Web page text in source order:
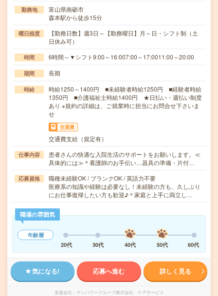
勤務地
富山県南砺市
森本駅から徒歩15分
曜日頻度
【勤務日数】週3日～【勤務曜日】月～日・シフト制（土
日休み可）
時間 6時間～▼シフト9:00～16:007:00～17:0011:00～20:00
期間 長期
時給
時給1250～1400円 ■未経験者時給1250円 ■経験者時給
1350円 ■介護福祉士時給1400円 ★日払い・週払い制度
あり ※規約の詳細は、ご就業時に担当にお問合せ下さいま
せ
交通費
交通費支給（規定有）
仕事内容
患者さんの快適な入院生活のサポートをお願いします。≪
具体的には≫＊看護師のお手伝い…器具の準備・片付…
応募資格
職種未経験OK / ブランクOK / 英語力不要
医療系の知識や経験は必要なし！未経験の方も、久しぶり
にお仕事復帰したい方も歓迎♪＊家庭と上手に両立し…
職場の雰囲気
年齢層
20代
30代 40代 50代 60代
気になる! 応募へ進む 詳しく見る
派遣会社 マンパワーグループ株式会社 ケアサービス